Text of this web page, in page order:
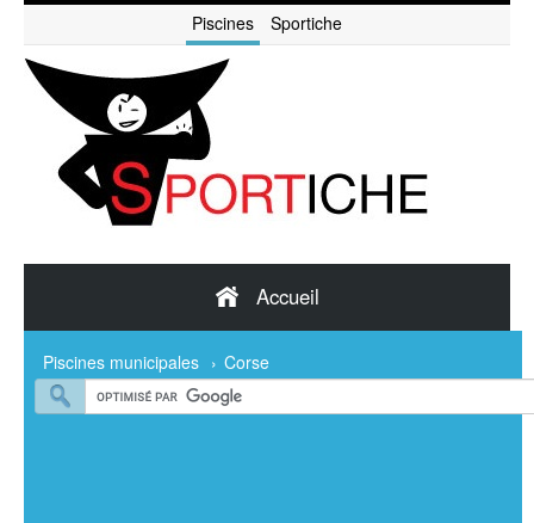
Piscines Sportiche
Accueil
Piscines municipales › Corse